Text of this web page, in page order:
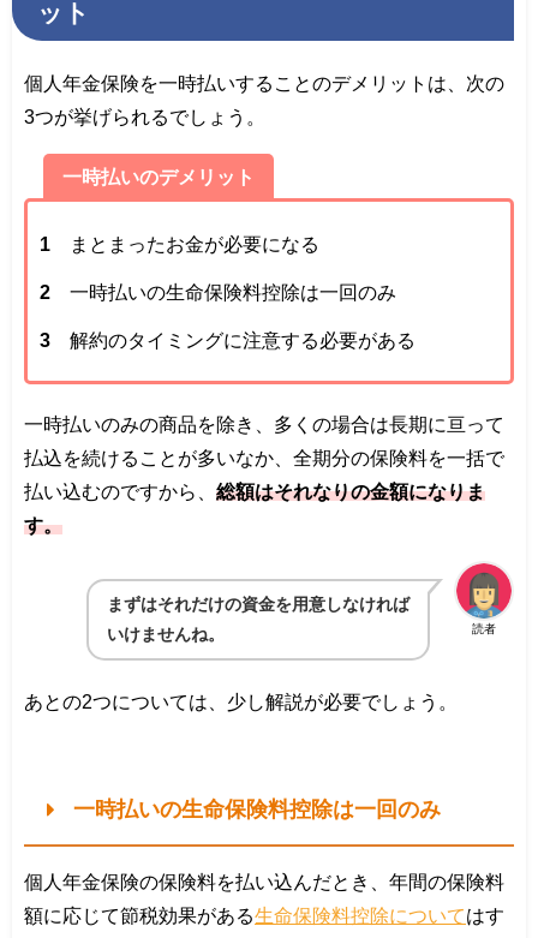
ット
個人年金保険を一時払いすることのデメリットは、次の
3つが挙げられるでしょう。
一時払いのデメリット
まとまったお金が必要になる
一時払いの生命保険料控除は一回のみ
解約のタイミングに注意する必要がある
一時払いのみの商品を除き、多くの場合は長期に亘って
払込を続けることが多いなか、全期分の保険料を一括で
払い込むのですから、 総額はそれなりの金額になりま
す。
読者
まずはそれだけの資金を用意しなければ
いけませんね。
あとの2つについては、少し解説が必要でしょう。
一時払いの生命保険料控除は一回のみ
個人年金保険の保険料を払い込んだとき、年間の保険料
額に応じて節税効果がある生命保険料控除についてはす